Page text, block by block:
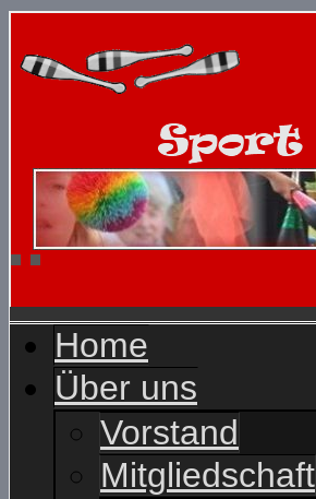
Home
Über uns
Vorstand
Mitgliedschaft